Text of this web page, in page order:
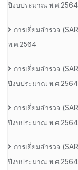
ปีงบประมาณ พ.ศ.2564
การเยี่ยมสํารวจ
พ.ศ.2564
การเยี่ยมสํารวจ
ปีงบประมาณ พ.ศ.2564
การเยี่ยมสํารวจ
ปีงบประมาณ พ.ศ.2564
การเยี่ยมสํารวจ
ปีงบประมาณ พ.ศ.2564